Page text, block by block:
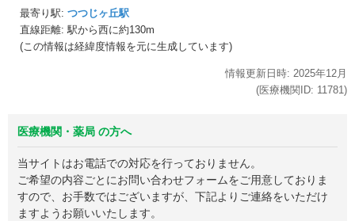
最寄り駅: つつじヶ丘駅
直線距離: 駅から西に約130m
(この情報は経緯度情報を元に生成しています)
情報更新日時: 2025年12月
(医療機関ID: 11781)
医療機関・薬局 の方へ
当サイトはお電話での対応を行っておりません。
ご希望の内容ごとにお問い合わせフォームをご用意しておりま
すので、お手数ではございますが、下記よりご連絡をいただけ
ますようお願いいたします。